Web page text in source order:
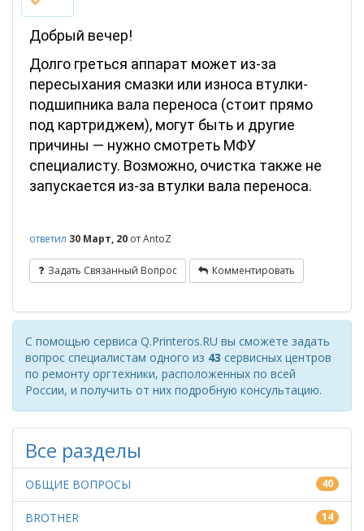
Добрый вечер!
Долго греться аппарат может из-за
пересыхания смазки или износа втулки-
подшипника вала переноса (стоит прямо
под картриджем), могут быть и другие
причины — нужно смотреть МФУ
специалисту. Возможно, очистка также не
запускается из-за втулки вала переноса.
ответил 30 Март, 20 отAntoZ
Задать Связанный Вопрос Комментировать
С помощью сервиса Q.Printeros.RU вы сможете задать
вопрос специалистам одного из 43 сервисных центров
по ремонту оргтехники, расположенных по всей
России, и получить от них подробную консультацию.
Все разделы
ОБЩИЕ ВОПРОСЫ 40
BROTHER 14